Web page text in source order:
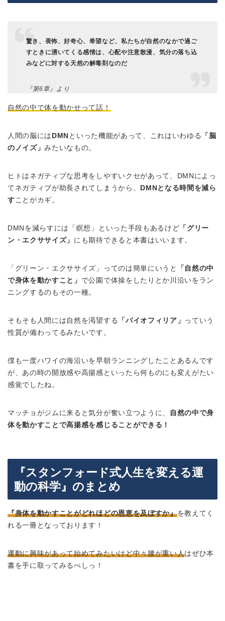
驚き、畏怖、好奇心、希望など、私たちが自然のなかで過ご
すときに湧いてくる感情は、心配や注意散漫、気分の落ち込
みなどに対する天然の解毒剤なのだ
『第6章』より
自然の中で体を動かせって話！
人間の脳には DMN といった機能があって、これはいわゆる
「脳
のノイズ」みたいなもの。
ヒトはネガティブな思考をしやすいクセがあって、DMNによっ
てネガティブが助長されてしまうから、
DMNとなる時間を減ら
すことがカギ。
DMNを減らすには「瞑想」といった手段もあるけど 「グリー
ン・エクササイズ」 にも期待できると本書はいいます。
「グリーン・エクササイズ」ってのは簡単にいうと
「自然の中
で身体を動かすこと」 で公園で体操をしたりとか川沿いをラン
ニングするのもその一種。
そもそも人間には自然を渇望する 「バイオフィリア」 っていう
性質が備わってるみたいです。
僕も一度ハワイの海沿いを早朝ランニングしたことあるんです
が、あの時の開放感や高揚感といったら何ものにも変えがたい
感覚でしたね。
マッチョがジムに来ると気分が奮い立つように、
自然の中で身
体を動かすことで高揚感を感じることができる！
『スタンフォード式人生を変える運
動の科学』のまとめ
『身体を動かすことがどれほどの恩恵を及ぼすか』を教えてく
れる一冊となっております！
運動に興味があって始めてみたいけど中々腰が重い人はぜひ本
書を手に取ってみるべしっ！